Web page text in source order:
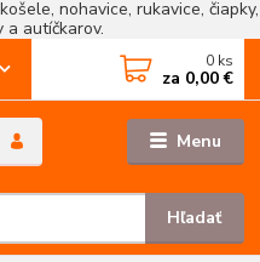
nohavice, rukavice, čiapky,
autíčkarov.
Menu
Hľadať
0 ks
za 0,00 €